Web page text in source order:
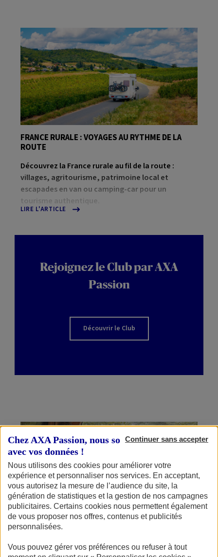
Continuer sans accepter
Chez AXA Passion, nous sommes transparents
avec vos données !
Nous utilisons des cookies pour améliorer votre
expérience et personnaliser nos services. En acceptant,
vous autorisez la mesure de l’audience du site, la
génération de statistiques et la gestion de nos campagnes
publicitaires. Certains cookies nous permettent également
de vous proposer nos offres, contenus et publicités
personnalisées.
Vous pouvez gérer vos préférences ou refuser à tout
FRANCE RURALE : VOYAGES AU RYTHME DE LA
ROUTE
Découvrez la France rurale au fil de la route :
villages, agritourisme, patrimoine local et
escapades en van ou camping-car pour un
tourisme authentique.
LIRE L'ARTICLE
Rejoignez le Club par AXA
Passion
Découvrir le Club
AXA PASSION OFFRE UN AN D'ACCÈS À CARAMAPS
PREMIUM AUX MEMBRES DU CLUB AXA PASSION